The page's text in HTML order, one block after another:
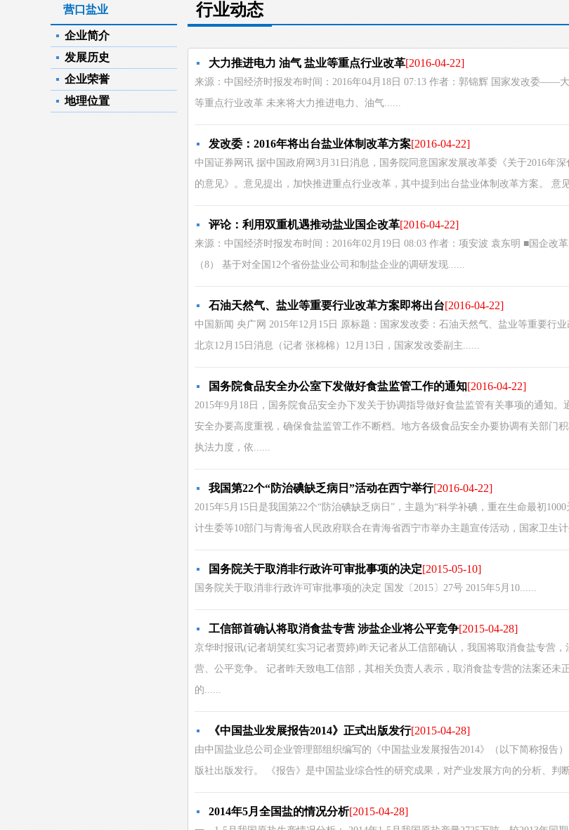
营口盐业
企业简介
发展历史
企业荣誉
地理位置
行业动态
大力推进电力 油气 盐业等重点行业改革[2016-04-22]
来源：中国经济时报发布时间：2016年04月18日 07:13 作者：郭锦辉 国家发改委——
等重点行业改革 未来将大力推进电力、油气......
发改委：2016年将出台盐业体制改革方案[2016-04-22]
中国证券网讯 据中国政府网3月31日消息，国务院同意国家发展改革委《关于2016年
的意见》。意见提出，加快推进重点行业改革，其中提到出台盐业体制改革方案。 意
评论：利用双重机遇推动盐业国企改革[2016-04-22]
来源：中国经济时报发布时间：2016年02月19日 08:03 作者：项安波 袁东明 ■国企改
（8） 基于对全国12个省份盐业公司和制盐企业的调研发现......
石油天然气、盐业等重要行业改革方案即将出台[2016-04-22]
中国新闻 央广网 2015年12月15日 原标题：国家发改委：石油天然气、盐业等重要行
北京12月15日消息（记者 张棉棉）12月13日，国家发改委副主......
国务院食品安全办公室下发做好食盐监管工作的通知[2016-04-22]
2015年9月18日，国务院食品安全办下发关于协调指导做好食盐监管有关事项的通知。
安全办要高度重视，确保食盐监管工作不断档。地方各级食品安全办要协调有关部门
执法力度，依......
我国第22个“防治碘缺乏病日”活动在西宁举行[2016-04-22]
2015年5月15日是我国第22个“防治碘缺乏病日”，主题为“科学补碘，重在生命最初
计生委等10部门与青海省人民政府联合在青海省西宁市举办主题宣传活动，国家卫生
国务院关于取消非行政许可审批事项的决定[2015-05-10]
国务院关于取消非行政许可审批事项的决定 国发〔2015〕27号 2015年5月10......
工信部首确认将取消食盐专营 涉盐企业将公平竞争[2015-04-28]
京华时报讯(记者胡笑红实习记者贾婷)昨天记者从工信部确认，我国将取消食盐专营
营、公平竞争。 记者昨天致电工信部，其相关负责人表示，取消食盐专营的法案还未
的......
《中国盐业发展报告2014》正式出版发行[2015-04-28]
由中国盐业总公司企业管理部组织编写的《中国盐业发展报告2014》（以下简称报告
版社出版发行。 《报告》是中国盐业综合性的研究成果，对产业发展方向的分析、判
2014年5月全国盐的情况分析[2015-04-28]